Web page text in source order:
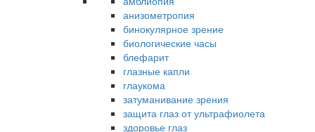
анизометропия
бинокулярное зрение
биологические часы
блефарит
глазные капли
глаукома
затуманивание зрения
защита глаз от ультрафиолета
здоровье глаз